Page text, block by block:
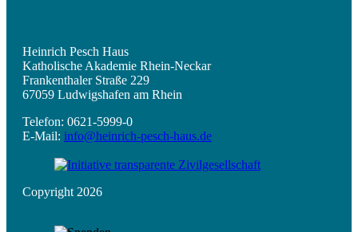
Heinrich Pesch Haus
Katholische Akademie Rhein-Neckar
Frankenthaler Straße 229
67059 Ludwigshafen am Rhein
Telefon: 0621-5999-0
E-Mail: info@heinrich-pesch-haus.de
Copyright 2026